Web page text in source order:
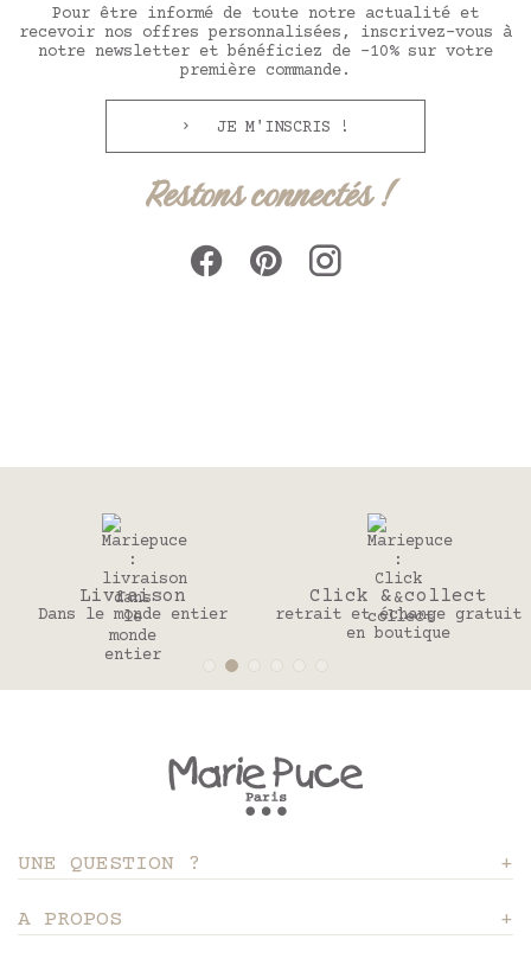
Pour être informé de toute notre actualité et
recevoir nos offres personnalisées, inscrivez-vous à
notre newsletter et bénéficiez de -10% sur votre
première commande.
JE M'INSCRIS !
Restons connectés !
Livraison
Dans le monde entier
Click & collect
retrait et échange gratuit
en boutique
UNE QUESTION ?
A PROPOS